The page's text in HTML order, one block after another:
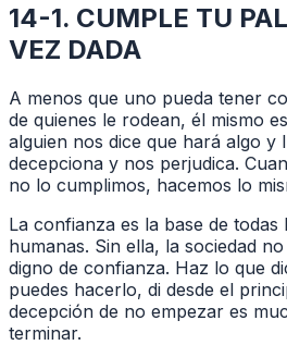
14-1. CUMPLE TU
VEZ DADA
A menos que uno pueda tener
de quienes le rodean, él mismo
alguien nos dice que hará algo y
decepciona y nos perjudica.
no lo cumplimos, hacemos lo
La confianza es la base de todas
humanas. Sin ella, la sociedad
digno de confianza. Haz lo que
puedes hacerlo, di desde el
decepción de no empezar es
terminar.